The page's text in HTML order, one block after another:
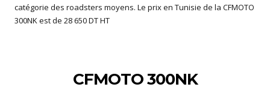
catégorie des roadsters moyens. Le prix en Tunisie de la CFMOTO
300NK est de 28 650 DT HT
CFMOTO 300NK